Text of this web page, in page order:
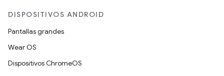
DISPOSITIVOS ANDROID
Pantallas grandes
Wear OS
Dispositivos ChromeOS